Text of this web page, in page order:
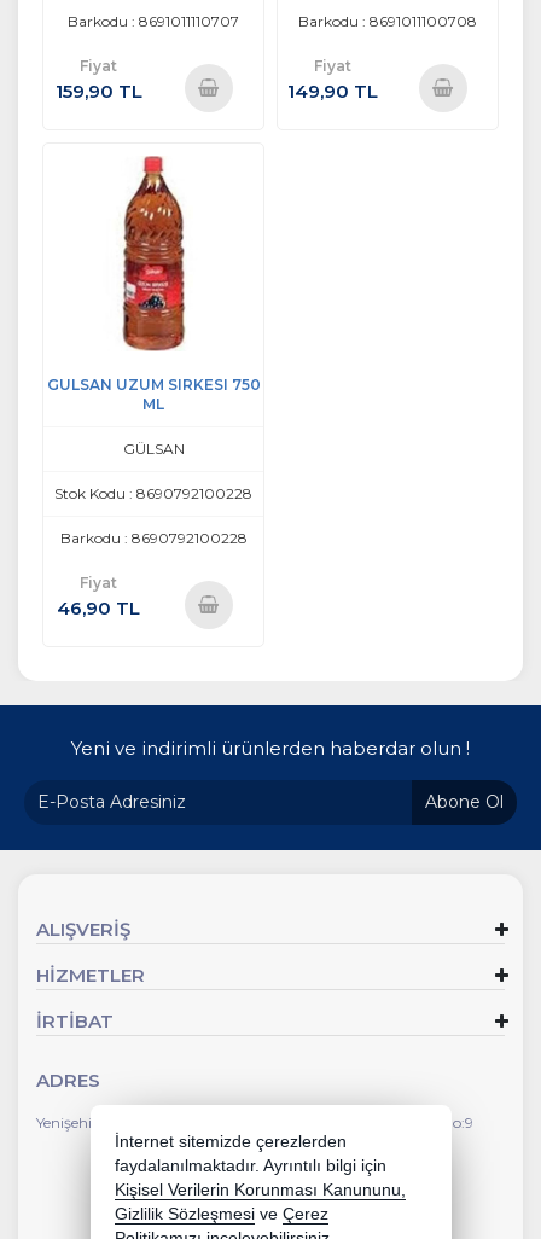
Barkodu : 8691011110707
Fiyat
159,90 TL
Barkodu : 8691011100708
Fiyat
149,90 TL
GULSAN UZUM SIRKESI 750
ML
GÜLSAN
Stok Kodu : 8690792100228
Barkodu : 8690792100228
Fiyat
46,90 TL
Yeni ve indirimli ürünlerden haberdar olun !
Abone Ol
ALIŞVERİŞ
HİZMETLER
İRTİBAT
ADRES
Yenişehir Mahallesi Faik Ertuğrul Caddesi Çevlik İş Merkezi No:9
İnternet sitemizde çerezlerden
faydalanılmaktadır. Ayrıntılı bilgi için
Kişisel Verilerin Korunması Kanununu,
Gizlilik Sözleşmesi ve Çerez